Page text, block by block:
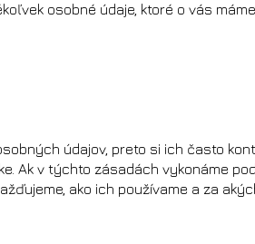
osobné údaje, ktoré o vás
údajov, preto si ich často
Ak v týchto zásadách vykonáme
ako ich používame a za